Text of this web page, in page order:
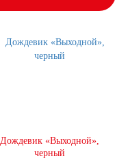
Дождевик «Выходной»,
черный